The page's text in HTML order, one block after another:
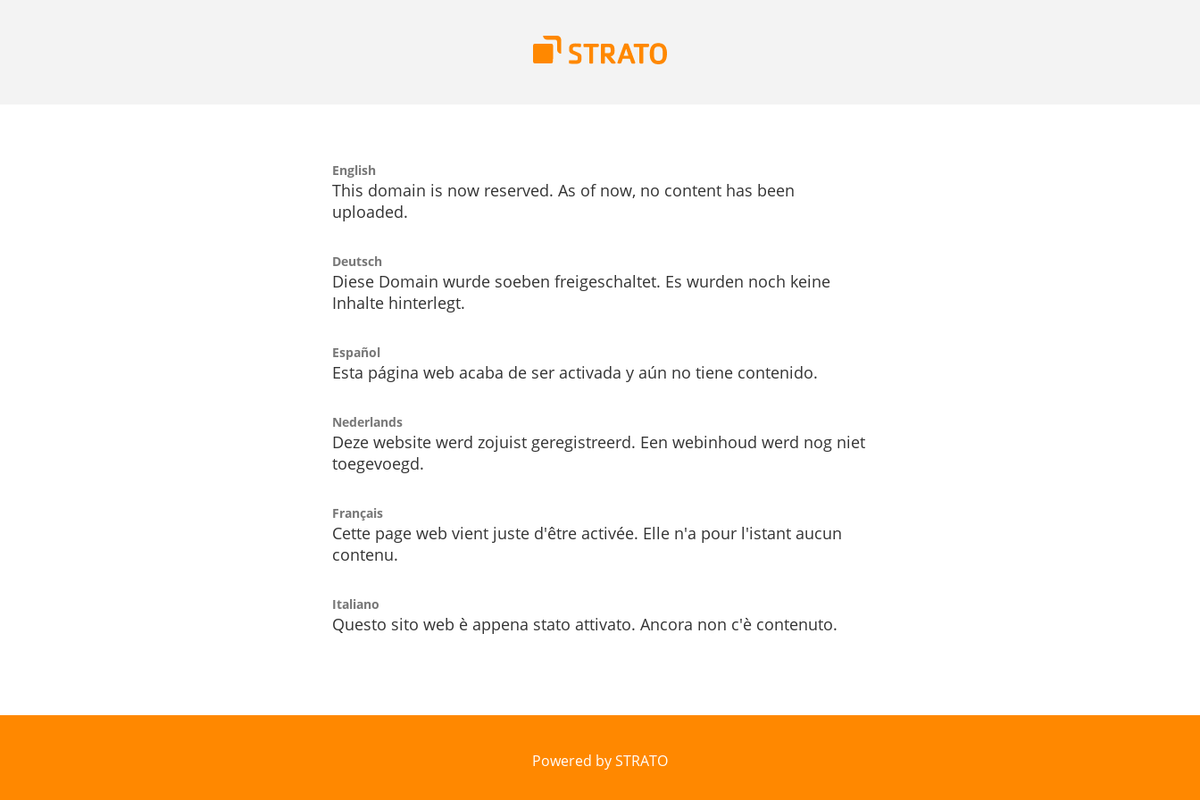
English
This domain is now reserved. As of now, no content has been
uploaded.
Deutsch
Diese Domain wurde soeben freigeschaltet. Es wurden noch keine
Inhalte hinterlegt.
Español
Esta página web acaba de ser activada y aún no tiene contenido.
Nederlands
Deze website werd zojuist geregistreerd. Een webinhoud werd nog niet
toegevoegd.
Français
Cette page web vient juste d'être activée. Elle n'a pour l'istant aucun
contenu.
Italiano
Questo sito web è appena stato attivato. Ancora non c'è contenuto.
Powered by STRATO